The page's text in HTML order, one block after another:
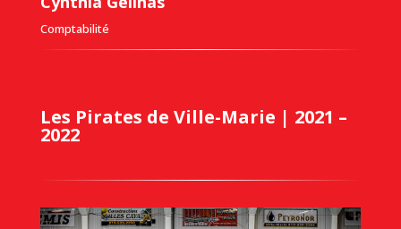
Comptabilité
Les Pirates de Ville-Marie | 2021 –
2022